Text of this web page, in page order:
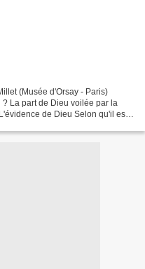
(Musée d'Orsay - Paris)
La part de Dieu voilée par la
de Dieu Selon qu'il est